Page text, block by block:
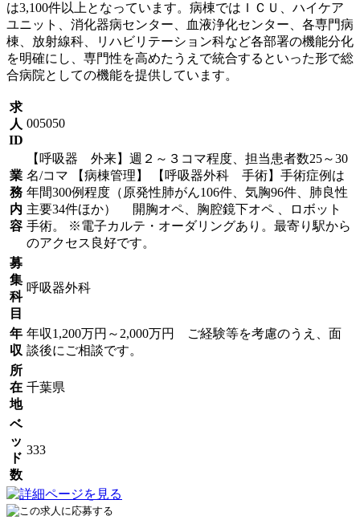
は3,100件以上となっています。病棟ではＩＣＵ、ハイケア
ユニット、消化器病センター、血液浄化センター、各専門病
棟、放射線科、リハビリテーション科など各部署の機能分化
を明確にし、専門性を高めたうえで統合するといった形で総
合病院としての機能を提供しています。
求
人
ID
005050
業
務
内
容
【呼吸器 外来】週２～３コマ程度、担当患者数25～30
名/コマ 【病棟管理】 【呼吸器外科 手術】手術症例は
年間300例程度（原発性肺がん106件、気胸96件、肺良性
主要34件ほか） 開胸オペ、胸腔鏡下オペ 、ロボット
手術。 ※電子カルテ・オーダリングあり。最寄り駅から
のアクセス良好です。
募
集
科
目
呼吸器外科
年
収
年収1,200万円～2,000万円 ご経験等を考慮のうえ、面
談後にご相談です。
所
在
地
千葉県
ベ
ッ
ド
数
333